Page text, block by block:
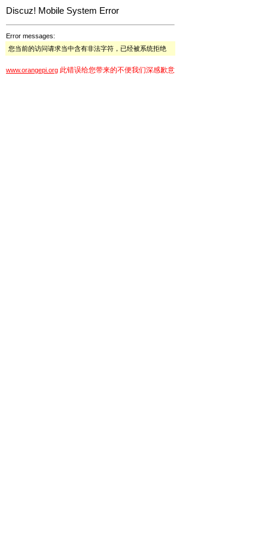
Discuz! Mobile System Error
Error messages:
您当前的访问请求当中含有非法字符，已经被系统拒绝
www.orangepi.org 此错误给您带来的不便我们深感歉意